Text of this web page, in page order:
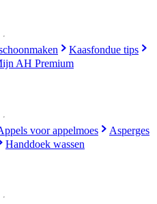
Kaasfondue tips
AH Premium
voor appelmoes
Asperges
Handdoek wassen